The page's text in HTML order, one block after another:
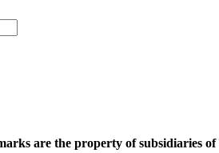
are the property of subsidiaries